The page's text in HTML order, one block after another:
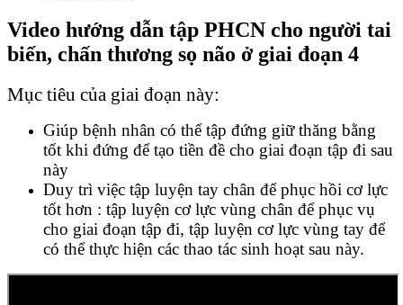
Video hướng dẫn tập PHCN cho người tai
biến, chấn thương sọ não ở giai đoạn 4
Mục tiêu của giai đoạn này:
Giúp bệnh nhân có thể tập đứng giữ thăng bằng
tốt khi đứng để tạo tiền đề cho giai đoạn tập đi sau
này
Duy trì việc tập luyện tay chân để phục hồi cơ lực
tốt hơn : tập luyện cơ lực vùng chân để phục vụ
cho giai đoạn tập đi, tập luyện cơ lực vùng tay để
có thể thực hiện các thao tác sinh hoạt sau này.